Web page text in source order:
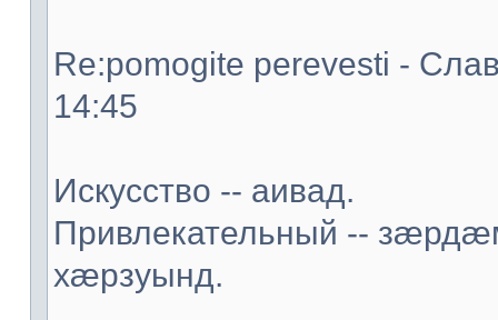
Re:pomogite perevesti -
14:45
Искусство -- аивад.
Привлекательный --
хæрзуынд.